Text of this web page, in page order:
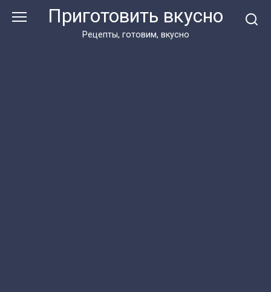
Приготовить вкусно
Рецепты, готовим, вкусно